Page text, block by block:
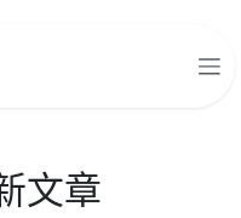
文章